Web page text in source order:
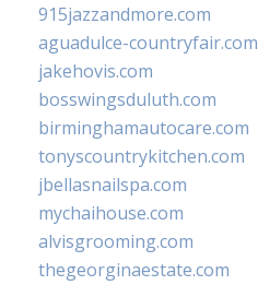
915jazzandmore.com
aguadulce-countryfair.com
jakehovis.com
bosswingsduluth.com
birminghamautocare.com
tonyscountrykitchen.com
jbellasnailspa.com
mychaihouse.com
alvisgrooming.com
thegeorginaestate.com